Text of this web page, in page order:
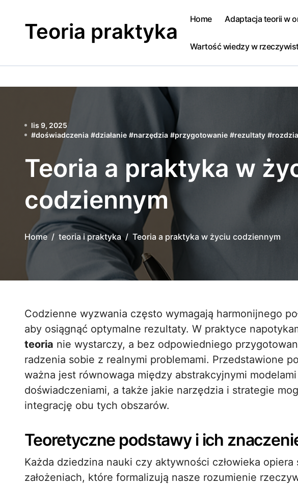
contentTeoria praktyka Home Adaptacja teorii w
Wartość wiedzy w
lis 9, 2025
#doświadczenia #działanie #narzędzia #przygotowanie #rezultaty #
Teoria a praktyka w
codziennym
Home teoria i praktyka Teoria a praktyka w życiu codziennym
Codzienne wyzwania często wymagają harmonijnego połączenia teorii z działaniem,
aby osiągnąć optymalne rezultaty. W praktyce
teoria nie wystarczy, a bez odpowiedniego
radzenia sobie z realnymi problemami. Przedstawione
ważna jest równowaga między abstrakcyjnymi
doświadczeniami, a także jakie narzędzia i strategie
integrację obu tych obszarów.
Teoretyczne podstawy i ich
Każda dziedzina nauki czy aktywności człowieka
założeniach, które formalizują nasze rozumienie